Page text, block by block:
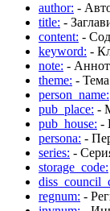
author: -
title: -
content: -
keyword: -
note: -
theme: - Тема
person_name:
pub_place: -
pub_house: -
persona: -
series: -
storage_code:
regnum: -